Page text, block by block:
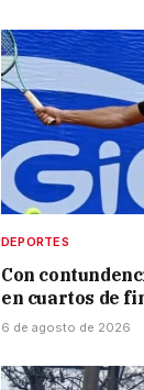
DEPORTES
Con
en cuartos de
6 de agosto de 2026